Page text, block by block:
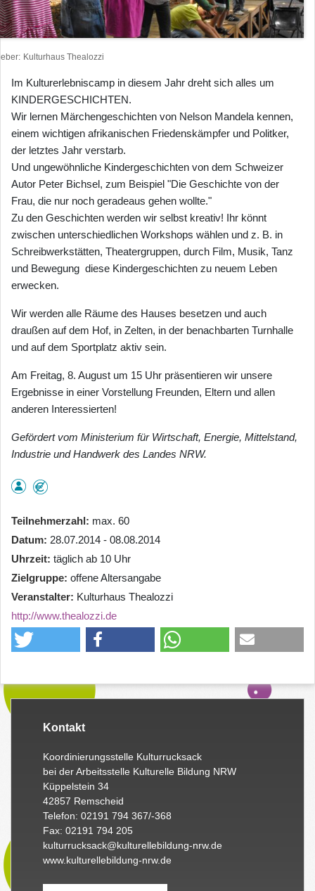
Kulturhaus Thealozzi
Im Kulturerlebniscamp in diesem Jahr dreht sich alles um
KINDERGESCHICHTEN.
Wir lernen Märchengeschichten von Nelson Mandela kennen,
einem wichtigen afrikanischen Friedenskämpfer und Politker,
der letztes Jahr verstarb.
Und ungewöhnliche Kindergeschichten von dem Schweizer
Autor Peter Bichsel, zum Beispiel "Die Geschichte von der
Frau, die nur noch geradeaus gehen wollte."
Zu den Geschichten werden wir selbst kreativ! Ihr könnt
zwischen unterschiedlichen Workshops wählen und z. B. in
Schreibwerkstätten, Theatergruppen, durch Film, Musik, Tanz
und Bewegung diese Kindergeschichten zu neuem Leben
erwecken.
Wir werden alle Räume des Hauses besetzen und auch
draußen auf dem Hof, in Zelten, in der benachbarten Turnhalle
und auf dem Sportplatz aktiv sein.
Am Freitag, 8. August um 15 Uhr präsentieren wir unsere
Ergebnisse in einer Vorstellung Freunden, Eltern und allen
anderen Interessierten!
Gefördert vom Ministerium für Wirtschaft, Energie, Mittelstand,
Industrie und Handwerk des Landes NRW.
Teilnehmerzahl
max. 60
Datum 28.07.2014 - 08.08.2014
Uhrzeit täglich ab 10 Uhr
Zielgruppe offene Altersangabe
Veranstalter Kulturhaus Thealozzi
http://www.thealozzi.de
Kontakt
Koordinierungsstelle Kulturrucksack
bei der Arbeitsstelle Kulturelle Bildung NRW
Küppelstein 34
42857 Remscheid
Telefon: 02191 794 367/-368
Fax: 02191 794 205
kulturrucksack@kulturellebildung-nrw.de
www.kulturellebildung-nrw.de